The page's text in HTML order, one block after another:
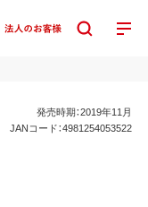
発売時期：2019年11月
JANコード：4981254053522